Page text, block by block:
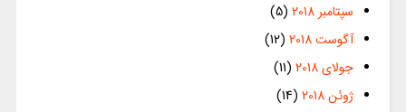
سپتامبر 2018
(5)
آگوست 2018
(12)
جولای 2018
(11)
ژوئن 2018
(14)